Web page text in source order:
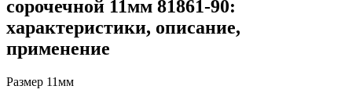
сорочечной 11мм 81861-90:
характеристики, описание,
применение
Размер 11мм